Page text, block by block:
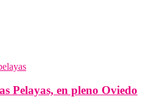
Pelayas, en pleno Oviedo